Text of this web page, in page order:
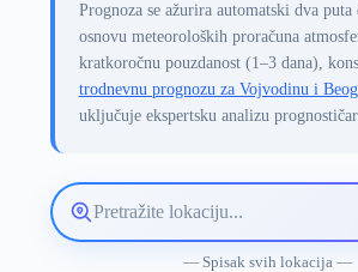
Prognoza se ažurira automatski dva puta
osnovu meteoroloških proračuna
kratkoročnu pouzdanost (1–3 dana),
trodnevnu prognozu za Vojvodinu i
uključuje ekspertsku analizu
Pretražite
lokaciju
— Spisak svih lokacija —